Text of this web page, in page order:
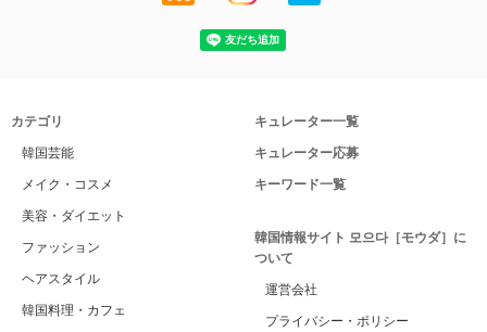
カテゴリ
韓国芸能
メイク・コスメ
美容・ダイエット
ファッション
ヘアスタイル
韓国料理・カフェ
キュレーター一覧
キュレーター応募
キーワード一覧
韓国情報サイト 모으다［モウダ］に
ついて
運営会社
プライバシー・ポリシー